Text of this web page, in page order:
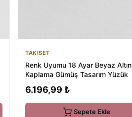
TAKISET
Renk Uyumu 18 Ayar Beyaz Altın
Kaplama Gümüş Tasarım Yüzük
6.196,99 ₺
Sepete Ekle